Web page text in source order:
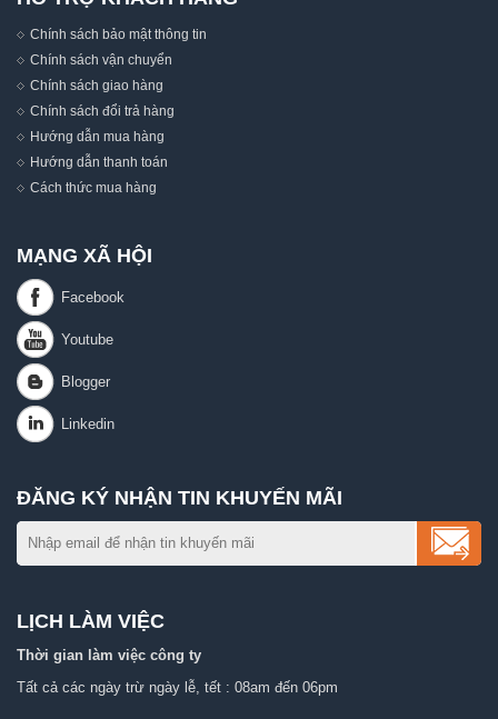
Chính sách bảo mật thông tin
Chính sách vận chuyển
Chính sách giao hàng
Chính sách đổi trả hàng
Hướng dẫn mua hàng
Hướng dẫn thanh toán
Cách thức mua hàng
MẠNG XÃ HỘI
ĐĂNG KÝ NHẬN TIN KHUYẾN MÃI
LỊCH LÀM VIỆC
Thời gian làm việc công ty
Tất cả các ngày trừ ngày lễ, tết : 08am đến 06pm